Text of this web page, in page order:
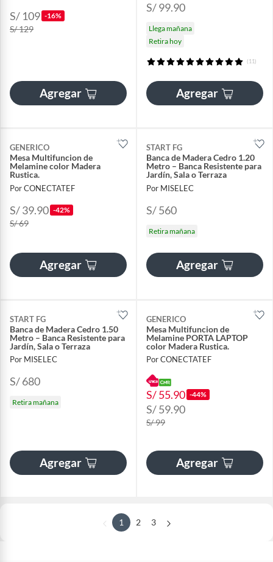
S/ 109 -16%
S/ 129
Agregar
S/ 99.90
Llega mañana
Retira hoy
(11)
Agregar
GENERICO
Mesa Multifuncion de
Melamine color Madera
Rustica.
Por CONECTATEF
S/ 39.90 -42%
S/ 69
Agregar
START FG
Banca de Madera Cedro 1.20
Metro – Banca Resistente para
Jardín, Sala o Terraza
Por MISELEC
S/ 560
Retira mañana
Agregar
START FG
Banca de Madera Cedro 1.50
Metro – Banca Resistente para
Jardín, Sala o Terraza
Por MISELEC
S/ 680
Retira mañana
Agregar
GENERICO
Mesa Multifuncion de
Melamine PORTA LAPTOP
color Madera Rustica.
Por CONECTATEF
S/ 55.90 -44%
S/ 59.90
S/ 99
Agregar
1 2 3